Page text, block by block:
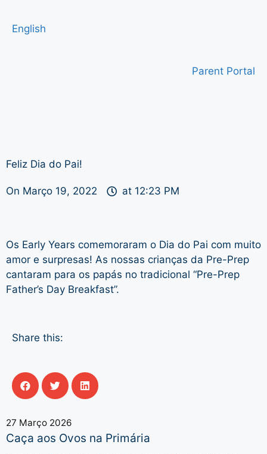
English
Parent Portal
Feliz Dia do Pai!
On Março 19, 2022 at 12:23 PM
Os Early Years comemoraram o Dia do Pai com muito
amor e surpresas! As nossas crianças da Pre-Prep
cantaram para os papás no tradicional “Pre-Prep
Father’s Day Breakfast”.
Share this:
27 Março 2026
Caça aos Ovos na Primária